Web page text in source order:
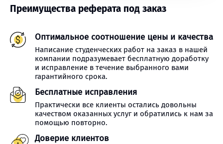
Преимущества реферата под заказ
Оптимальное соотношение цены и качества
Написание студенческих работ на заказ в нашей
компании подразумевает бесплатную доработку
и исправление в течение выбранного вами
гарантийного срока.
Бесплатные исправления
Практически все клиенты остались довольны
качеством оказанных услуг и обратились к нам за
помощью повторно.
Доверие клиентов